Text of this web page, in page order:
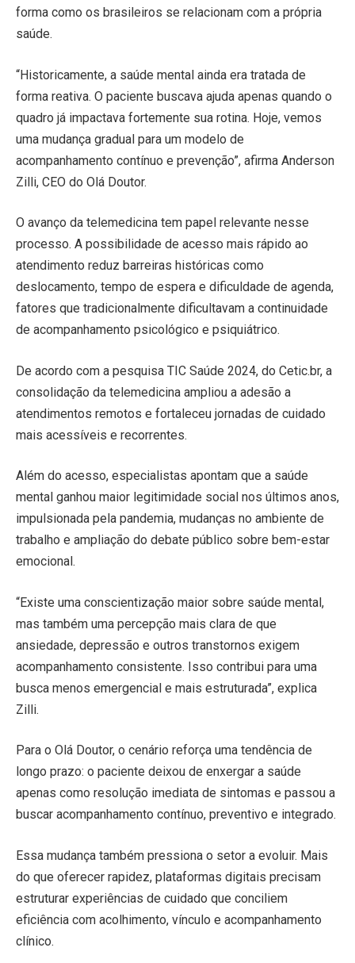
forma como os brasileiros se relacionam com a própria
saúde.
“Historicamente, a saúde mental ainda era tratada de
forma reativa. O paciente buscava ajuda apenas quando o
quadro já impactava fortemente sua rotina. Hoje, vemos
uma mudança gradual para um modelo de
acompanhamento contínuo e prevenção”, afirma Anderson
Zilli, CEO do Olá Doutor.
O avanço da telemedicina tem papel relevante nesse
processo. A possibilidade de acesso mais rápido ao
atendimento reduz barreiras históricas como
deslocamento, tempo de espera e dificuldade de agenda,
fatores que tradicionalmente dificultavam a continuidade
de acompanhamento psicológico e psiquiátrico.
De acordo com a pesquisa TIC Saúde 2024, do Cetic.br, a
consolidação da telemedicina ampliou a adesão a
atendimentos remotos e fortaleceu jornadas de cuidado
mais acessíveis e recorrentes.
Além do acesso, especialistas apontam que a saúde
mental ganhou maior legitimidade social nos últimos anos,
impulsionada pela pandemia, mudanças no ambiente de
trabalho e ampliação do debate público sobre bem-estar
emocional.
“Existe uma conscientização maior sobre saúde mental,
mas também uma percepção mais clara de que
ansiedade, depressão e outros transtornos exigem
acompanhamento consistente. Isso contribui para uma
busca menos emergencial e mais estruturada”, explica
Zilli.
Para o Olá Doutor, o cenário reforça uma tendência de
longo prazo: o paciente deixou de enxergar a saúde
apenas como resolução imediata de sintomas e passou a
buscar acompanhamento contínuo, preventivo e integrado.
Essa mudança também pressiona o setor a evoluir. Mais
do que oferecer rapidez, plataformas digitais precisam
estruturar experiências de cuidado que conciliem
eficiência com acolhimento, vínculo e acompanhamento
clínico.